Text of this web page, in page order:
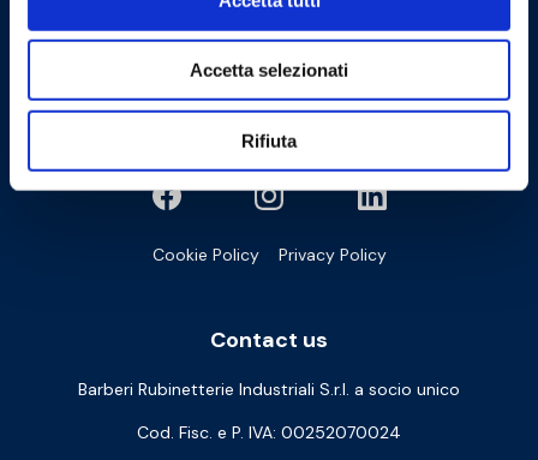
Accetta selezionati
Rifiuta
Cookie Policy Privacy Policy
Contact us
Barberi Rubinetterie Industriali S.r.l. a socio unico
Cod. Fisc. e P. IVA: 00252070024